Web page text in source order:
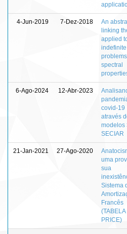
4-Jun-2019 7-Dez-2018
An
linking
applied
indefinite
spectral
6-Ago-2024 12-Abr-2023
covid-19
através
modelos
SECIAR
21-Jan-2021 27-Ago-2020
uma
sua
Sistema
Francês
(TABELA
PRICE)